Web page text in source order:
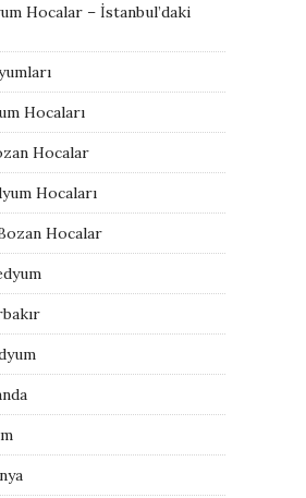
Hocalar – İstanbul’daki
Hocaları
Hocalar
Hocaları
Hocalar